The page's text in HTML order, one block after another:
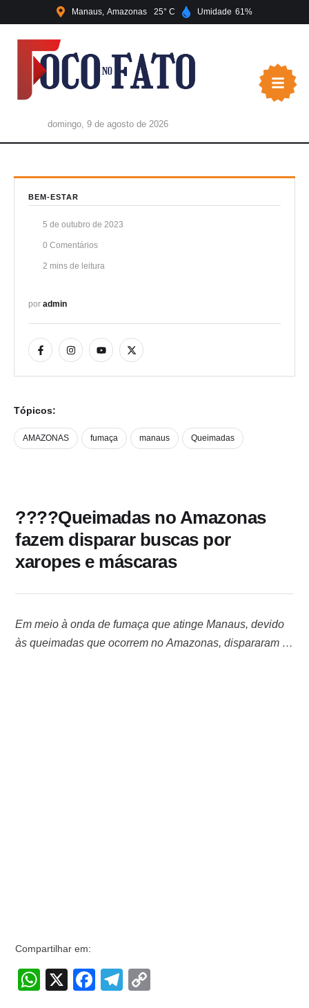
Manaus Amazonas 25 Umidade 61
domingo, 9 de agosto de 2026
BEM-ESTAR
5 de outubro de 2023
0 Comentários
2 mins de leitura
por admin
Tópicos:
AMAZONAS fumaça manaus Queimadas
????Queimadas no Amazonas
fazem disparar buscas por
xaropes e máscaras
Em meio à onda de fumaça que atinge Manaus, devido
às queimadas que ocorrem no Amazonas, dispararam as
Compartilhar em:
W
X
F
T